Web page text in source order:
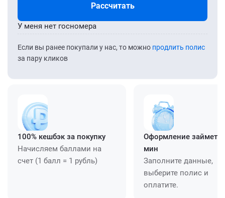
Рассчитать
Если вы ранее покупали у нас, то можно продлить полис
за пару кликов
У меня нет госномера
100% кешбэк за покупку
Начисляем баллами на
счет (1 балл = 1 рубль)
Оформление займет
мин
Заполните данные,
выберите полис и
оплатите.